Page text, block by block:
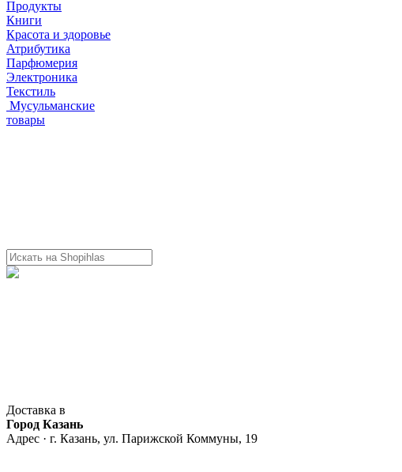
Продукты
Книги
Красота и здоровье
Атрибутика
Парфюмерия
Электроника
Текстиль
Мусульманские
товары
Доставка в
Город Казань
Адрес · г. Казань, ул. Парижской Коммуны, 19